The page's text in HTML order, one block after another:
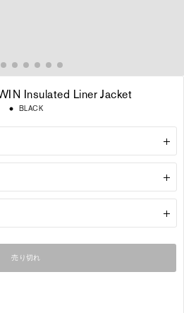
Insulated Liner Jacket
通
価
BLACK
売り切れ